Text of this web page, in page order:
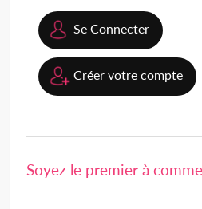
Se Connecter
Créer votre compte
Soyez le premier à